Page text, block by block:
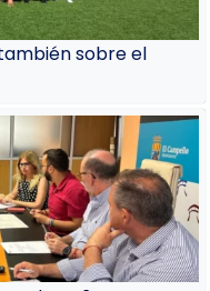
sobre el